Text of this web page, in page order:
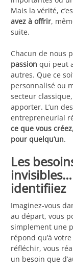
Mais la vérité,
avez à offrir,
suite.
Chacun de nous
passion qui peut
autres. Que ce
personnalisé ou
secteur
apporter. L’un
entrepreneurial
ce que vous
pour quelqu’un.
Les
invisibles…
identifiiez
Imaginez-vous
au départ, vous
simplement une
répond qu’à
réfléchir, vous
un besoin que